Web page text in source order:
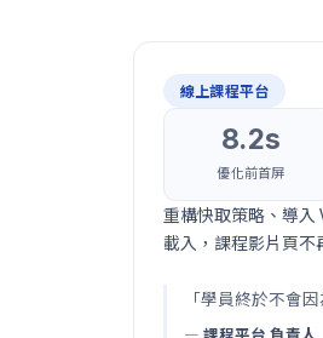
線上課程平台
8.2s
優化前首屏
重構快取策略、導
載入，課程影片頁不
「學員終於不會